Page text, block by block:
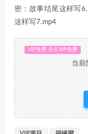
密：故事结尾这样写
这样写7.mp4
VIP免费 永久VIP免费
当前